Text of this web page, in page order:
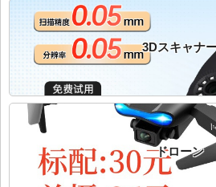
3Dスキャナ
ドローン